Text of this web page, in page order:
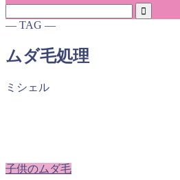
― TAG ―
ムダ毛処理
ミシェル
子供のムダ毛